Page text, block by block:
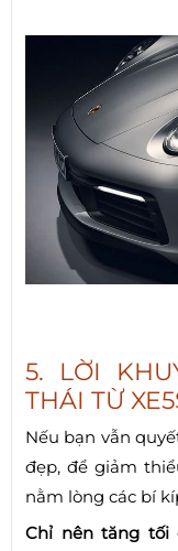
5. LỜI
THÁI TỪ
Nếu bạn vẫn
đẹp, để giảm
nằm lòng các bí
Chỉ nên tăng tối